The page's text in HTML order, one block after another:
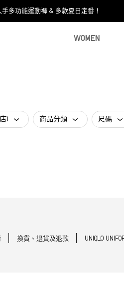
多功能運動褲 & 多款夏日定番！​
WOMEN
) 商品分類 尺碼
換貨、退貨及退款 UNIQLO